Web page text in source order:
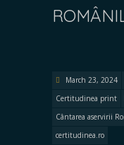
March 23, 2024
Certitudinea print
Cântarea aservirii
certitudinea.ro